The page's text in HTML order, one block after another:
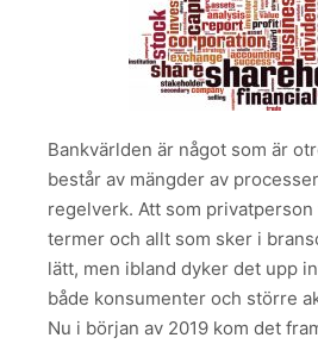
Bankvärlden är något som är
består av mängder av
regelverk. Att som
termer och allt som sker i
lätt, men ibland dyker det upp
både konsumenter och större
Nu i början av 2019 kom det